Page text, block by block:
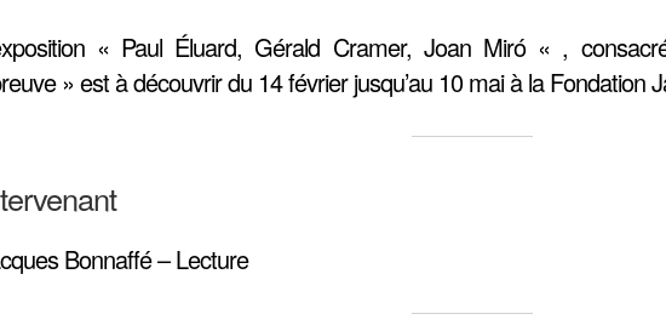
« Paul Éluard, Gérald Cramer, Joan Miró « ,
» est à découvrir du 14 février jusqu’au 10 mai à la Fondation
Bonnaffé – Lecture